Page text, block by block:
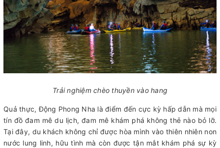
Trải nghiệm chèo thuyền vào hang
Quả thực, Động Phong Nha là điểm đến cực kỳ hấp dẫn mà mọi
tín đồ đam mê du lịch, đam mê khám phá không thẻ nào bỏ lỡ.
Tại đây, du khách không chỉ được hòa mình vào thiên nhiên non
nước lung linh, hữu tình mà còn được tận mắt khám phá sự kỳ